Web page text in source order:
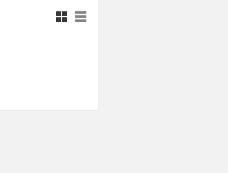
Rutnätsvy
Listvy